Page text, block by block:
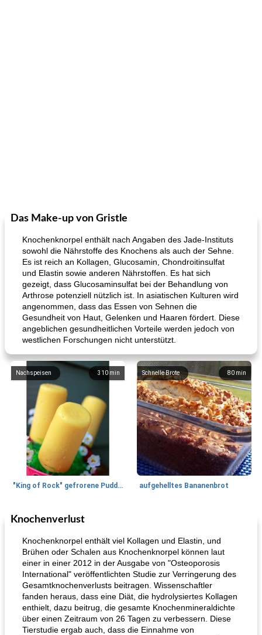
Das Make-up von Gristle
Knochenknorpel enthält nach Angaben des Jade-Instituts
sowohl die Nährstoffe des Knochens als auch der Sehne.
Es ist reich an Kollagen, Glucosamin, Chondroitinsulfat
und Elastin sowie anderen Nährstoffen. Es hat sich
gezeigt, dass Glucosaminsulfat bei der Behandlung von
Arthrose potenziell nützlich ist. In asiatischen Kulturen wird
angenommen, dass das Essen von Sehnen die
Gesundheit von Haut, Gelenken und Haaren fördert. Diese
angeblichen gesundheitlichen Vorteile werden jedoch von
westlichen Forschungen nicht unterstützt.
310 min
Nachspeisen
"King of Rock" gefrorene Pudding Pops
80 min
Schnelle Brote
aufgehelltes Bananenbrot
Mittagessen / Snacks
Hühnchen, Süßkartoffelsuppe
Knochenverlust
Knochenknorpel enthält viel Kollagen und Elastin, und
Brühen oder Schalen aus Knochenknorpel können laut
einer in einer 2012 in der Ausgabe von "Osteoporosis
International" veröffentlichten Studie zur Verringerung des
Gesamtknochenverlusts beitragen. Wissenschaftler
fanden heraus, dass eine Diät, die hydrolysiertes Kollagen
enthielt, dazu beitrug, die gesamte Knochenmineraldichte
über einen Zeitraum von 26 Tagen zu verbessern. Diese
Tierstudie ergab auch, dass die Einnahme von